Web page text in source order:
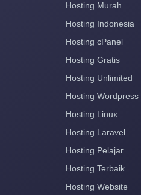
Hosting Murah
Hosting Indonesia
Hosting cPanel
Hosting Gratis
Hosting Unlimited
Hosting Wordpress
Hosting Linux
Hosting Laravel
Hosting Pelajar
Hosting Terbaik
Hosting Website